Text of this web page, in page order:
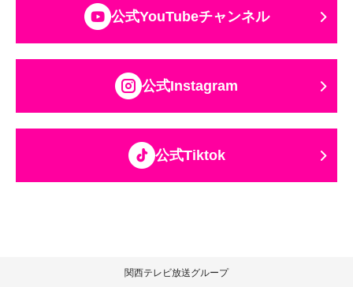
公式YouTubeチャンネル
公式Instagram
公式Tiktok
関西テレビ放送グループ